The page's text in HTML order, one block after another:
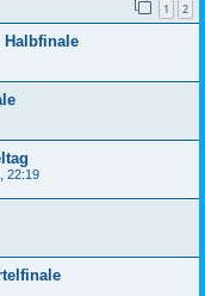
1 2
Halbfinale
22:19